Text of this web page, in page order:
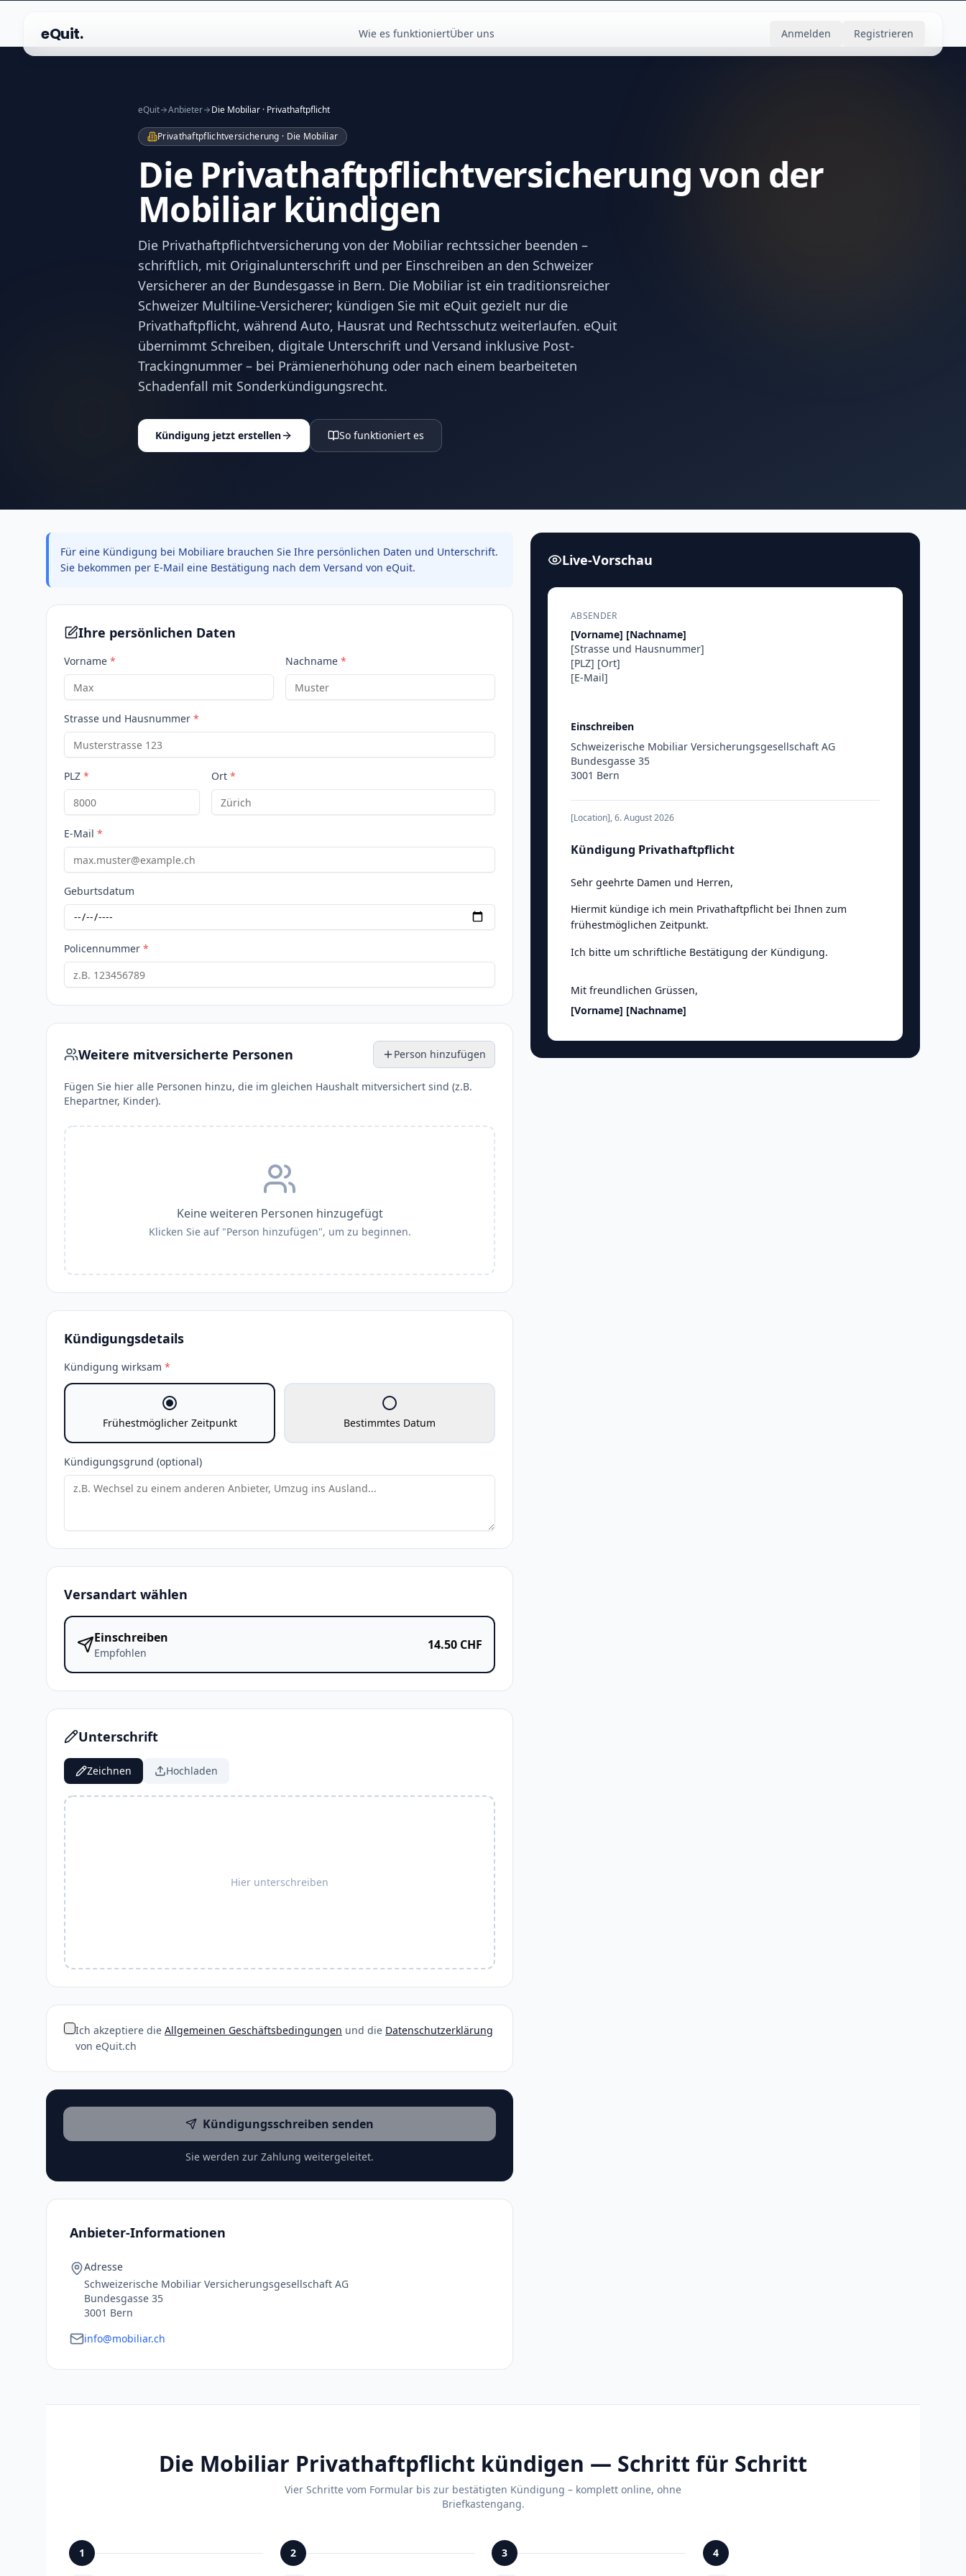
eQuit. Wie es funktioniertÜber uns Anmelden Registrieren
eQuit Anbieter Die Mobiliar · Privathaftpflicht
Privathaftpflichtversicherung · Die Mobiliar
Die Privathaftpflichtversicherung von der
Mobiliar kündigen
Die Privathaftpflichtversicherung von der Mobiliar rechtssicher beenden –
schriftlich, mit Originalunterschrift und per Einschreiben an den Schweizer
Versicherer an der Bundesgasse in Bern. Die Mobiliar ist ein traditionsreicher
Schweizer Multiline-Versicherer; kündigen Sie mit eQuit gezielt nur die
Privathaftpflicht, während Auto, Hausrat und Rechtsschutz weiterlaufen. eQuit
übernimmt Schreiben, digitale Unterschrift und Versand inklusive Post-
Trackingnummer – bei Prämienerhöhung oder nach einem bearbeiteten
Schadenfall mit Sonderkündigungsrecht.
Kündigung jetzt erstellen So funktioniert es
Für eine Kündigung bei Mobiliare brauchen Sie Ihre persönlichen Daten und Unterschrift.
Sie bekommen per E-Mail eine Bestätigung nach dem Versand von eQuit.
Ihre persönlichen Daten
Vorname * Nachname *
Strasse und Hausnummer *
PLZ * Ort *
E-Mail *
Geburtsdatum
Policennummer *
Weitere mitversicherte Personen Person hinzufügen
Fügen Sie hier alle Personen hinzu, die im gleichen Haushalt mitversichert sind (z.B.
Ehepartner, Kinder).
Keine weiteren Personen hinzugefügt
Klicken Sie auf "Person hinzufügen", um zu beginnen.
Kündigungsdetails
Kündigung wirksam *
Frühestmöglicher Zeitpunkt Bestimmtes Datum
Kündigungsgrund (optional)
Versandart wählen
Einschreiben
Empfohlen
14.50 CHF
Unterschrift
Zeichnen Hochladen
Hier unterschreiben
Ich akzeptiere die Allgemeinen Geschäftsbedingungen und die Datenschutzerklärung
von eQuit.ch
Kündigungsschreiben senden
Sie werden zur Zahlung weitergeleitet.
Anbieter-Informationen
Adresse
Schweizerische Mobiliar Versicherungsgesellschaft AG
Bundesgasse 35
3001 Bern
info@mobiliar.ch
Live-Vorschau
ABSENDER
[Vorname] [Nachname]
[Strasse und Hausnummer]
[PLZ] [Ort]
[E-Mail]
Einschreiben
Schweizerische Mobiliar Versicherungsgesellschaft AG
Bundesgasse 35
3001 Bern
[Location],6. August 2026
Kündigung Privathaftpflicht
Sehr geehrte Damen und Herren,
Hiermit kündige ich mein Privathaftpflicht bei Ihnen zum
frühestmöglichen Zeitpunkt.
Ich bitte um schriftliche Bestätigung der Kündigung.
Mit freundlichen Grüssen,
[Vorname] [Nachname]
Die Mobiliar Privathaftpflicht kündigen — Schritt für Schritt
Vier Schritte vom Formular bis zur bestätigten Kündigung – komplett online, ohne
Briefkastengang.
1 2 3 4